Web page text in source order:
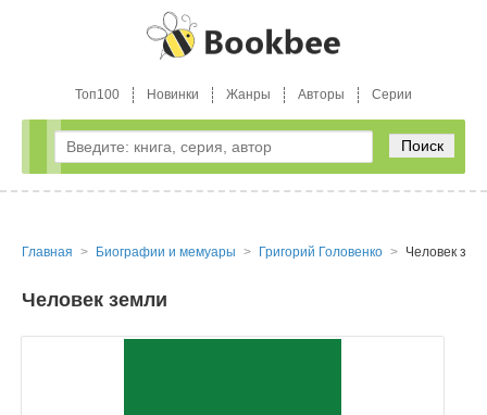
Топ100 Новинки Жанры Авторы Серии
Поиск
Главная Биографии и мемуары Григорий Головенко Человек
Человек земли